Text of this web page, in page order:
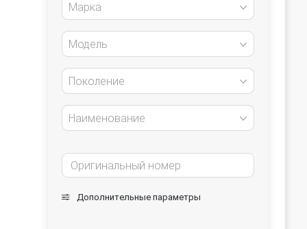
Марка
Модель
Поколение
Наименование
Дополнительные параметры